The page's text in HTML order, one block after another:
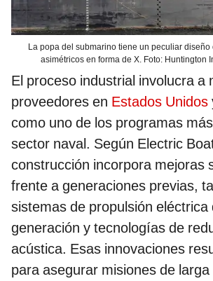
La popa del submarino tiene un peculiar
asimétricos en forma de X. Foto: Huntington
El proceso industrial involucra a
proveedores en Estados Unidos
como uno de los programas
sector naval. Según Electric
construcción incorpora mejoras
frente a generaciones previas,
sistemas de propulsión eléctrica
generación y tecnologías de
acústica. Esas innovaciones
para asegurar misiones de